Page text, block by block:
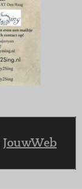
JouwWeb